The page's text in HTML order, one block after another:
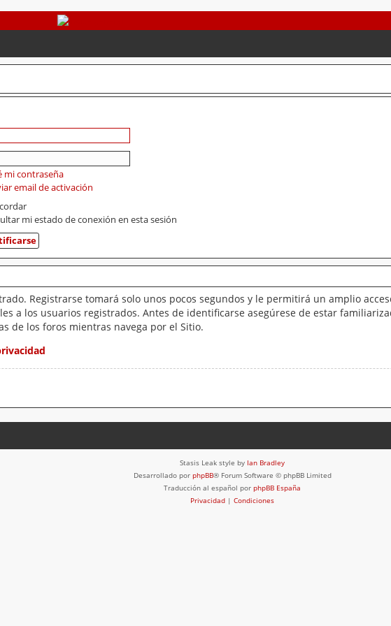
mi contraseña
email de activación
mi estado de conexión en esta sesión
Registrarse tomará solo unos pocos segundos y le permitirá un amplio
a los usuarios registrados. Antes de identificarse asegúrese de estar
de los foros mientras navega por el Sitio.
Stasis Leak style by Ian Bradley
Desarrollado por phpBB® Forum Software © phpBB Limited
Traducción al español por phpBB España
Privacidad | Condiciones